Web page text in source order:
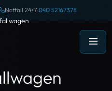
Notfall 24/7:040 52167378